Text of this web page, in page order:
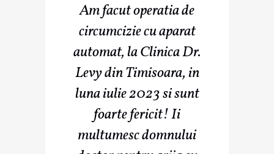
Am facut operatia de
circumcizie cu aparat
automat, la Clinica Dr.
Levy din Timisoara, in
luna iulie 2023 si sunt
foarte fericit! Ii
multumesc domnului